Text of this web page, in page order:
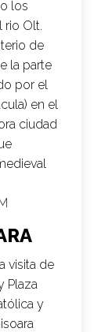
los
rio Olt.
de
la parte
por el
en el
ciudad
visita de
Plaza
y